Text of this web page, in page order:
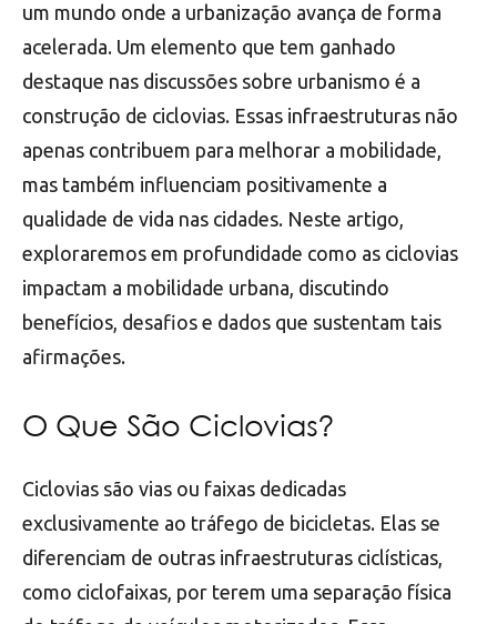
um mundo onde a urbanização avança de forma
acelerada. Um elemento que tem ganhado
destaque nas discussões sobre urbanismo é a
construção de ciclovias. Essas infraestruturas não
apenas contribuem para melhorar a mobilidade,
mas também influenciam positivamente a
qualidade de vida nas cidades. Neste artigo,
exploraremos em profundidade como as ciclovias
impactam a mobilidade urbana, discutindo
benefícios, desafios e dados que sustentam tais
afirmações.
O Que São Ciclovias?
Ciclovias são vias ou faixas dedicadas
exclusivamente ao tráfego de bicicletas. Elas se
diferenciam de outras infraestruturas ciclísticas,
como ciclofaixas, por terem uma separação física